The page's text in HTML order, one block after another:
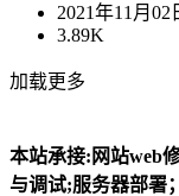
2021年11月02
3.89K
加载更多
本站承接:网站web
与调试;服务器部署